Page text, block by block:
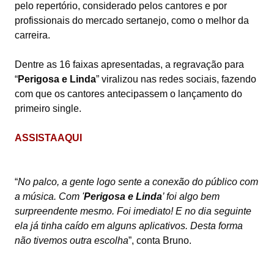
pelo repertório, considerado pelos cantores e por
profissionais do mercado sertanejo, como o melhor da
carreira.
Dentre as 16 faixas apresentadas, a regravação para
“Perigosa e Linda” viralizou nas redes sociais, fazendo
com que os cantores antecipassem o lançamento do
primeiro single.
ASSISTAAQUI
“No palco, a gente logo sente a conexão do público com
a música. Com 'Perigosa e Linda’ foi algo bem
surpreendente mesmo. Foi imediato! E no dia seguinte
ela já tinha caído em alguns aplicativos. Desta forma
não tivemos outra escolha”, conta Bruno.